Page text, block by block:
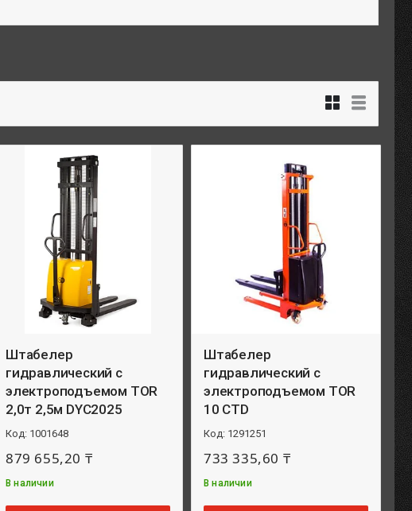
Штабелер
гидравлический с
электроподъемом TOR
2,0т 2,5м DYC2025
1001648
879 655,20 ₸
В наличии
Штабелер
гидравлический с
электроподъемом TOR
10 CTD
1291251
733 335,60 ₸
В наличии